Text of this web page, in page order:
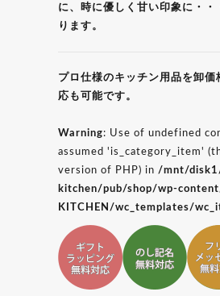
に、時に優しく甘い印象に・
ります。
プロ仕様のキッチン用品を卸
応も可能です。
Warning: Use of undefined
assumed 'is_category_item'
version of PHP) in /mnt/
kitchen/pub/shop/wp-
KITCHEN/wc_templates/
ギフトラッピング
ギフ